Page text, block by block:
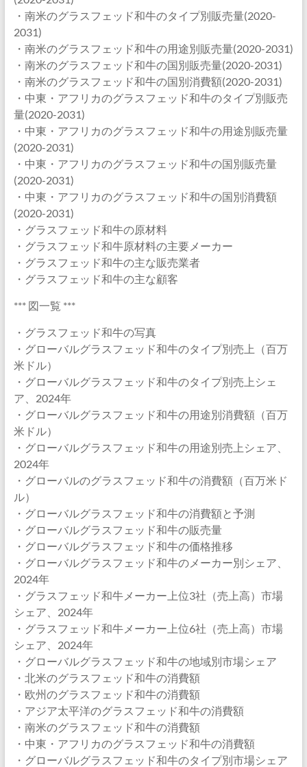
・南米のグラスフェッド和牛のタイプ別販売量(2020-
2031)
・南米のグラスフェッド和牛の用途別販売量(2020-2031)
・南米のグラスフェッド和牛の国別販売量(2020-2031)
・南米のグラスフェッド和牛の国別消費額(2020-2031)
・中東・アフリカのグラスフェッド和牛のタイプ別販売
量(2020-2031)
・中東・アフリカのグラスフェッド和牛の用途別販売量
(2020-2031)
・中東・アフリカのグラスフェッド和牛の国別販売量
(2020-2031)
・中東・アフリカのグラスフェッド和牛の国別消費額
(2020-2031)
・グラスフェッド和牛の原材料
・グラスフェッド和牛原材料の主要メーカー
・グラスフェッド和牛の主な販売業者
・グラスフェッド和牛の主な顧客
*** 図一覧 ***
・グラスフェッド和牛の写真
・グローバルグラスフェッド和牛のタイプ別売上（百万
米ドル）
・グローバルグラスフェッド和牛のタイプ別売上シェ
ア、2024年
・グローバルグラスフェッド和牛の用途別消費額（百万
米ドル）
・グローバルグラスフェッド和牛の用途別売上シェア、
2024年
・グローバルのグラスフェッド和牛の消費額（百万米ド
ル）
・グローバルグラスフェッド和牛の消費額と予測
・グローバルグラスフェッド和牛の販売量
・グローバルグラスフェッド和牛の価格推移
・グローバルグラスフェッド和牛のメーカー別シェア、
2024年
・グラスフェッド和牛メーカー上位3社（売上高）市場
シェア、2024年
・グラスフェッド和牛メーカー上位6社（売上高）市場
シェア、2024年
・グローバルグラスフェッド和牛の地域別市場シェア
・北米のグラスフェッド和牛の消費額
・欧州のグラスフェッド和牛の消費額
・アジア太平洋のグラスフェッド和牛の消費額
・南米のグラスフェッド和牛の消費額
・中東・アフリカのグラスフェッド和牛の消費額
・グローバルグラスフェッド和牛のタイプ別市場シェア